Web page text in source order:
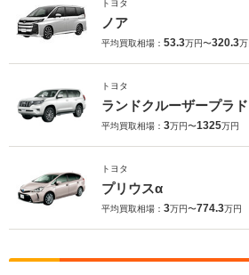
トヨタ
ノア
平均買取相場： 53.3万円〜320.3万
トヨタ
ランドクルーザープラド
平均買取相場： 3万円〜1325万円
トヨタ
プリウスα
平均買取相場： 3万円〜774.3万円